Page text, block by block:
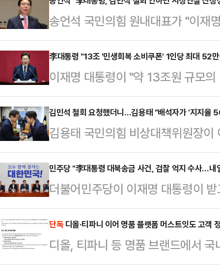
송언석 국민의힘 원내대표가 "이재
겠지만 김 후보자를 철회하지 않으
했다.송언석 원내대표는 26일 오전
연설 직전 의원총회를 열고 이같이
후보자의 지명철회가 최고의 경제
다"고 전했다.그는 전날 자정 종료
자와 민주당은 증인도 참고인도 자
었다"며 "하지만 인사청문특별위원
李대통령 "13조 '민생회복 소비쿠폰' 1인당 최대 52
이재명 대통령이 "약 13조원 규모
을 보강하고, 내수시장 활성화를
일 국회에서 한 추가경정예산안 시
지급하되, 취약계층과 인구소멸지
다"면서 이같이 말했다.이 대통령
까지 지원하게 된다"며 "지역경제
6000억원 국비를 추가 투입해 할
확대했다"고 밝혔다.이 …
김민석 철회 요청했더니…김용태 "배석자가 '지지율
김용태 국민의힘 비상대책위원장
보자 지명 철회를 요청했지만, 배석
50%가 넘는다는 말을 들었다고
회에서 기자들을 만나 국회의장 접
(추경)안 시정연설 사전환담에서 "
"지방을 돌아보니 경제가 매우 어
기업과 3만5000여명 직원들이 있
니 미국과의 관세 협정에…
민주당 "李대통령 대북송금 사건, 검찰 억지 수사…내
더불어민주당이 이재명 대통령이
의 강압 수사가 있었다고 주장하며
범하겠다고 밝혔다.김현정 민주당
비공개 회의 후 기자들과 만나 "검
다. TF위원장은 아직 확정되지 않
단독 디올·티파니 이어 명품 플랫폼 머스트잇도 고객
디올, 티파니 등 명품 브랜드에서
어 명품 플랫폼 머스트잇에서도 개